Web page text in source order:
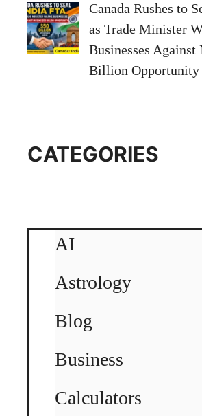
Canada Rushes to
as Trade Minister
Businesses
Billion Opportunity
CATEGORIES
AI
Astrology
Blog
Business
Calculators